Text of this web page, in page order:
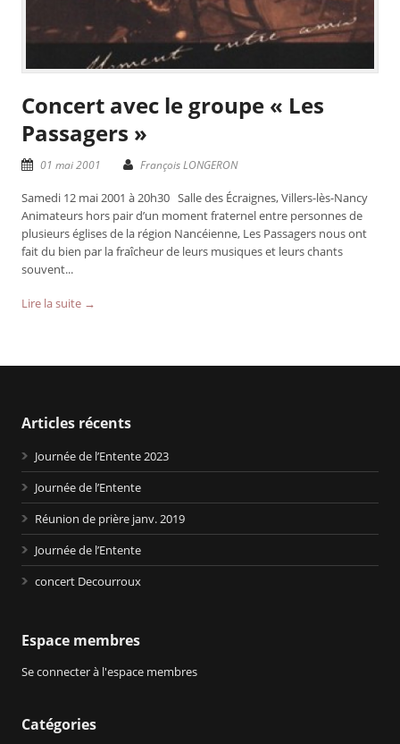
Concert avec le groupe « Les
Passagers »
01 mai 2001 François LONGERON
Samedi 12 mai 2001 à 20h30 Salle des Écraignes, Villers-lès-Nancy
Animateurs hors pair d’un moment fraternel entre personnes de
plusieurs églises de la région Nancéienne, Les Passagers nous ont
fait du bien par la fraîcheur de leurs musiques et leurs chants
souvent...
Lire la suite →
Articles récents
Journée de l’Entente 2023
Journée de l’Entente
Réunion de prière janv. 2019
Journée de l’Entente
concert Decourroux
Espace membres
Se connecter à l'espace membres
Catégories